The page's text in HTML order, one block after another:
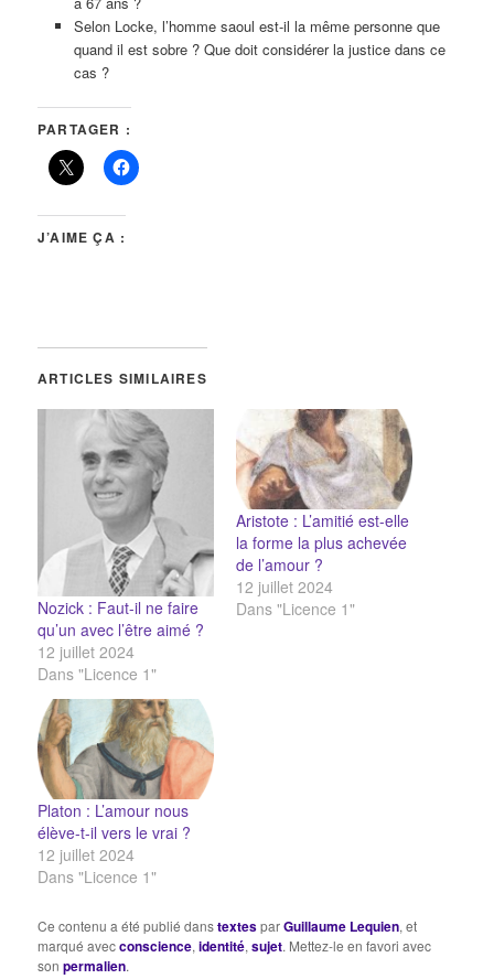
Selon Locke, l’homme saoul est-il la même personne que
quand il est sobre ? Que doit considérer la justice dans ce
cas ?
PARTAGER :
J’AIME ÇA :
ARTICLES SIMILAIRES
Nozick : Faut-il ne faire
qu’un avec l’être aimé ?
12 juillet 2024
Dans "Licence 1"
Aristote : L’amitié est-elle
la forme la plus achevée
de l’amour ?
12 juillet 2024
Dans "Licence 1"
Platon : L’amour nous
élève-t-il vers le vrai ?
12 juillet 2024
Dans "Licence 1"
Ce contenu a été publié danstextesparGuillaume Lequien, et
marqué avecconscience,identité,sujet. Mettez-le en favori avec
sonpermalien.